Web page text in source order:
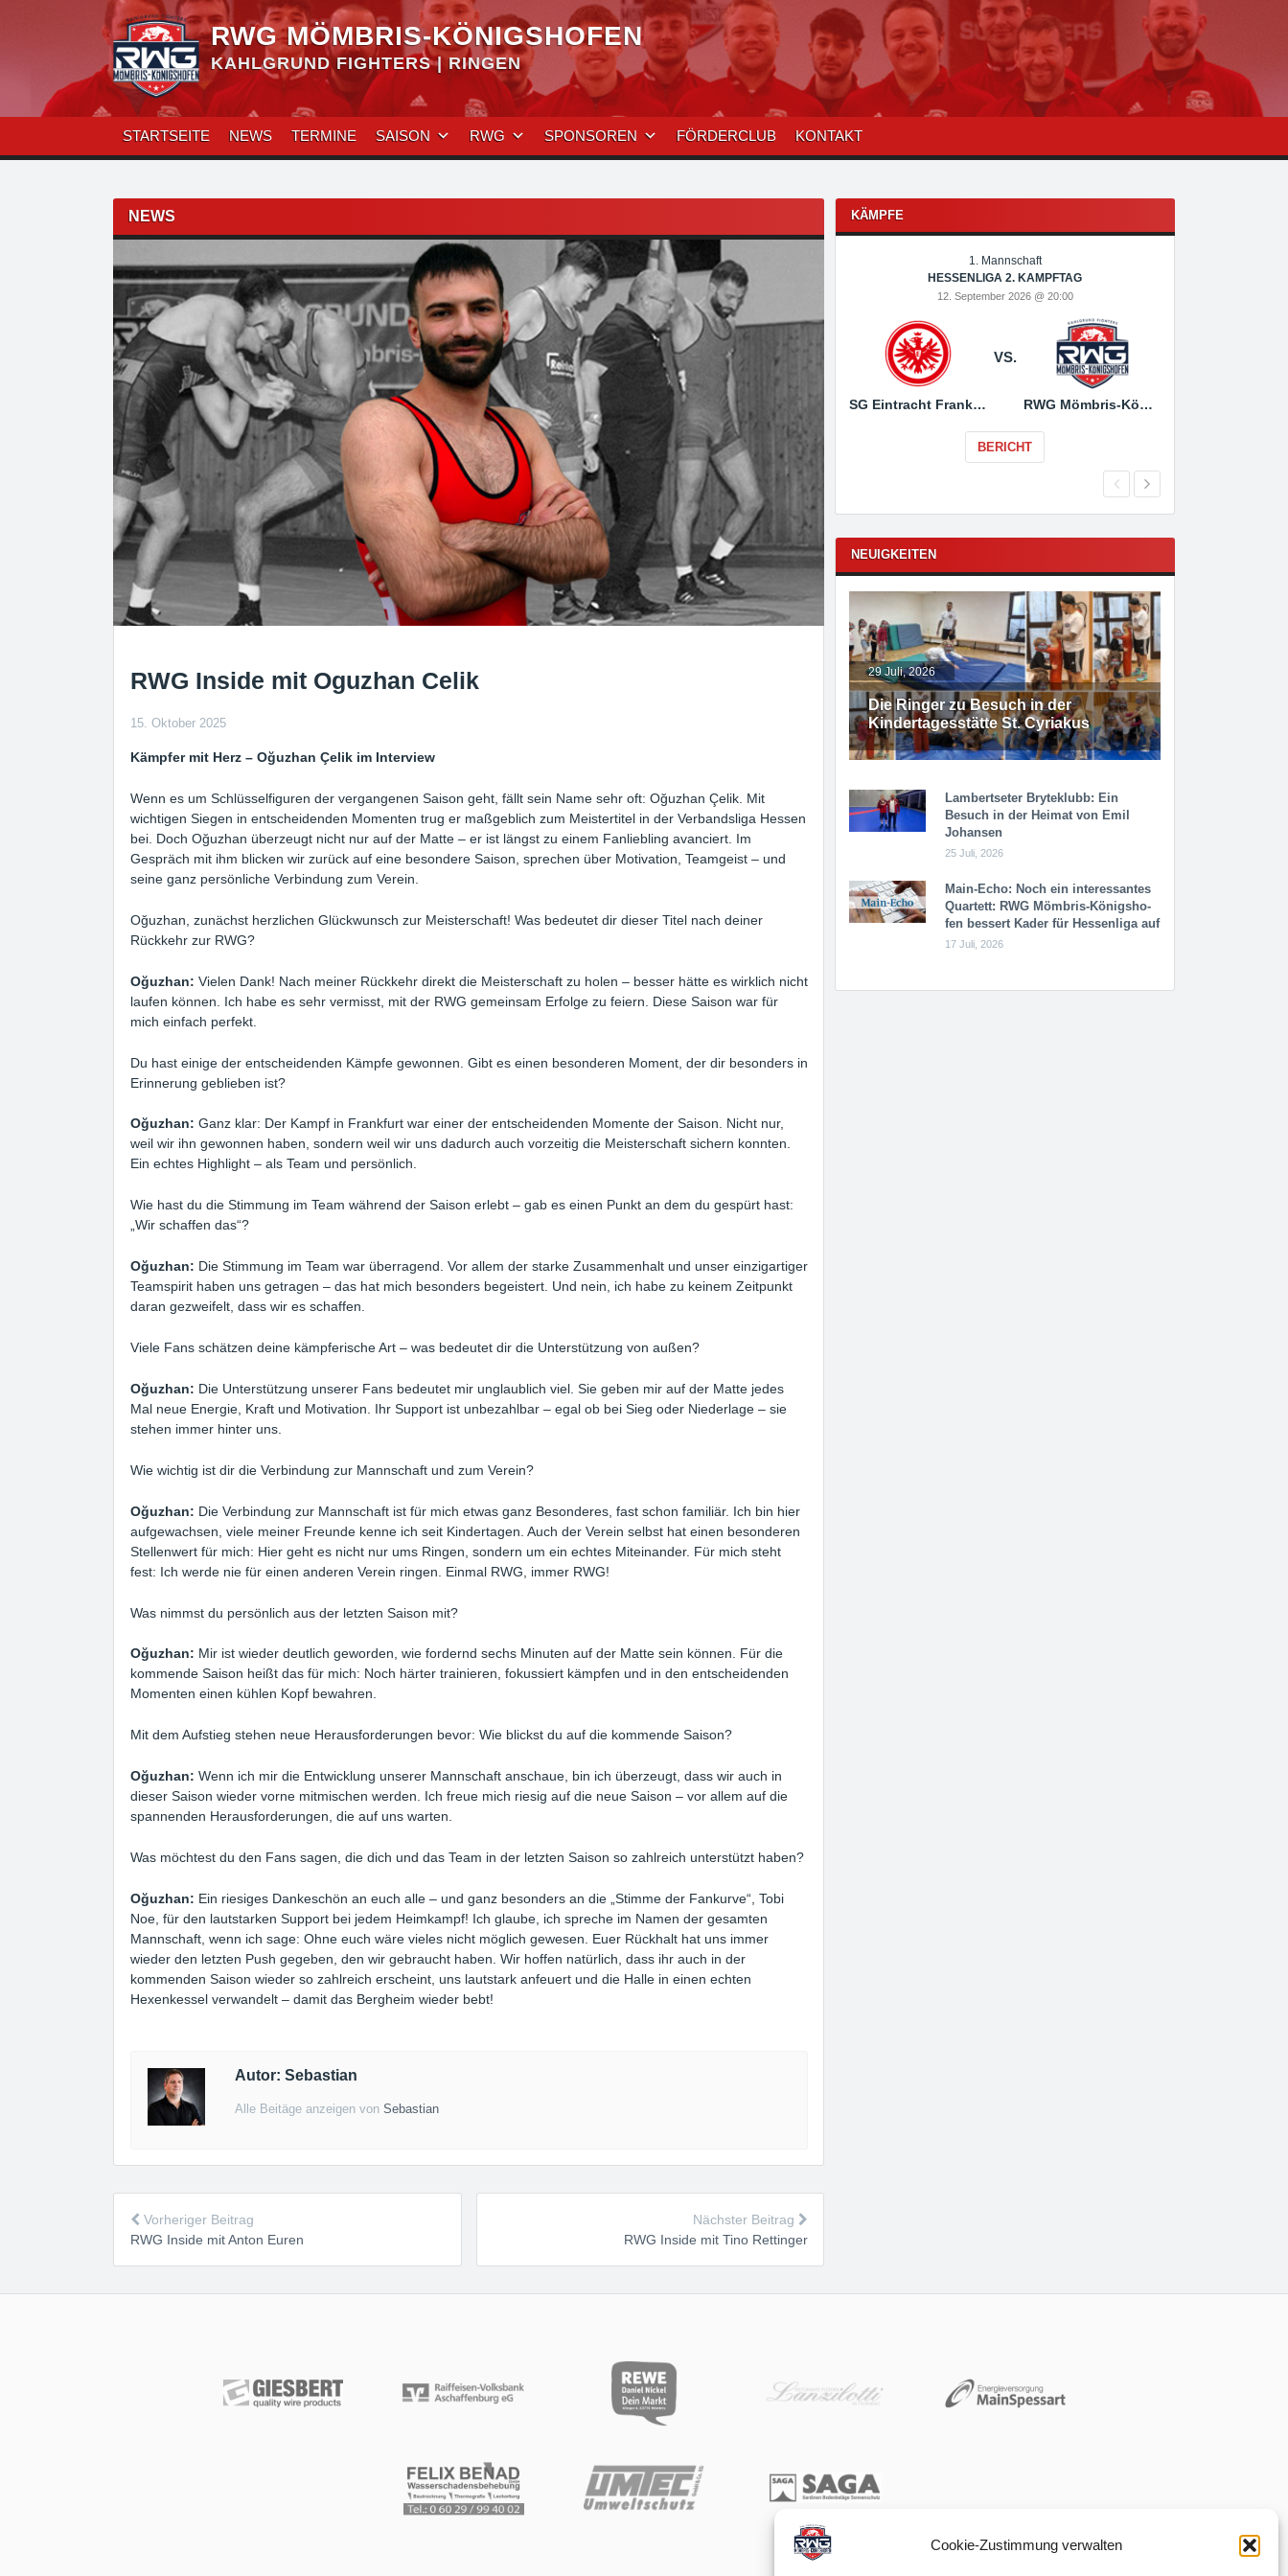
Cookie-Zustimmung verwalten
RWG MÖMBRIS-KÖNIGSHOFEN
KAHLGRUND FIGHTERS | RINGEN
STARTSEITE NEWS TERMINE SAISON RWG SPONSOREN FÖRDERCLUB KONTAKT
NEWS
RWG Inside mit Oguzhan Celik
15. Oktober 2025
Kämpfer mit Herz – Oğuzhan Çelik im Interview
Wenn es um Schlüsselfiguren der vergangenen Saison geht, fällt sein Name sehr oft: Oğuzhan Çelik. Mit
wichtigen Siegen in entscheidenden Momenten trug er maßgeblich zum Meistertitel in der Verbandsliga Hessen
bei. Doch Oğuzhan überzeugt nicht nur auf der Matte – er ist längst zu einem Fanliebling avanciert. Im
Gespräch mit ihm blicken wir zurück auf eine besondere Saison, sprechen über Motivation, Teamgeist – und
seine ganz persönliche Verbindung zum Verein.
Oğuzhan, zunächst herzlichen Glückwunsch zur Meisterschaft! Was bedeutet dir dieser Titel nach deiner
Rückkehr zur RWG?
Oğuzhan: Vielen Dank! Nach meiner Rückkehr direkt die Meisterschaft zu holen – besser hätte es wirklich nicht
laufen können. Ich habe es sehr vermisst, mit der RWG gemeinsam Erfolge zu feiern. Diese Saison war für
mich einfach perfekt.
Du hast einige der entscheidenden Kämpfe gewonnen. Gibt es einen besonderen Moment, der dir besonders in
Erinnerung geblieben ist?
Oğuzhan: Ganz klar: Der Kampf in Frankfurt war einer der entscheidenden Momente der Saison. Nicht nur,
weil wir ihn gewonnen haben, sondern weil wir uns dadurch auch vorzeitig die Meisterschaft sichern konnten.
Ein echtes Highlight – als Team und persönlich.
Wie hast du die Stimmung im Team während der Saison erlebt – gab es einen Punkt an dem du gespürt hast:
„Wir schaffen das“?
Oğuzhan: Die Stimmung im Team war überragend. Vor allem der starke Zusammenhalt und unser einzigartiger
Teamspirit haben uns getragen – das hat mich besonders begeistert. Und nein, ich habe zu keinem Zeitpunkt
daran gezweifelt, dass wir es schaffen.
Viele Fans schätzen deine kämpferische Art – was bedeutet dir die Unterstützung von außen?
Oğuzhan: Die Unterstützung unserer Fans bedeutet mir unglaublich viel. Sie geben mir auf der Matte jedes
Mal neue Energie, Kraft und Motivation. Ihr Support ist unbezahlbar – egal ob bei Sieg oder Niederlage – sie
stehen immer hinter uns.
Wie wichtig ist dir die Verbindung zur Mannschaft und zum Verein?
Oğuzhan: Die Verbindung zur Mannschaft ist für mich etwas ganz Besonderes, fast schon familiär. Ich bin hier
aufgewachsen, viele meiner Freunde kenne ich seit Kindertagen. Auch der Verein selbst hat einen besonderen
Stellenwert für mich: Hier geht es nicht nur ums Ringen, sondern um ein echtes Miteinander. Für mich steht
fest: Ich werde nie für einen anderen Verein ringen. Einmal RWG, immer RWG!
Was nimmst du persönlich aus der letzten Saison mit?
Oğuzhan: Mir ist wieder deutlich geworden, wie fordernd sechs Minuten auf der Matte sein können. Für die
kommende Saison heißt das für mich: Noch härter trainieren, fokussiert kämpfen und in den entscheidenden
Momenten einen kühlen Kopf bewahren.
Mit dem Aufstieg stehen neue Herausforderungen bevor: Wie blickst du auf die kommende Saison?
Oğuzhan: Wenn ich mir die Entwicklung unserer Mannschaft anschaue, bin ich überzeugt, dass wir auch in
dieser Saison wieder vorne mitmischen werden. Ich freue mich riesig auf die neue Saison – vor allem auf die
spannenden Herausforderungen, die auf uns warten.
Was möchtest du den Fans sagen, die dich und das Team in der letzten Saison so zahlreich unterstützt haben?
Oğuzhan: Ein riesiges Dankeschön an euch alle – und ganz besonders an die „Stimme der Fankurve“, Tobi
Noe, für den lautstarken Support bei jedem Heimkampf! Ich glaube, ich spreche im Namen der gesamten
Mannschaft, wenn ich sage: Ohne euch wäre vieles nicht möglich gewesen. Euer Rückhalt hat uns immer
wieder den letzten Push gegeben, den wir gebraucht haben. Wir hoffen natürlich, dass ihr auch in der
kommenden Saison wieder so zahlreich erscheint, uns lautstark anfeuert und die Halle in einen echten
Hexenkessel verwandelt – damit das Bergheim wieder bebt!
Autor: Sebastian
Alle Beitäge anzeigen vonSebastian
Beitragsnavigation
Vorheriger Beitrag
RWG Inside mit Anton Euren
Nächster Beitrag
RWG Inside mit Tino Rettinger
KÄMPFE
1. Mannschaft
HESSENLIGA 2. KAMPFTAG
12. September 2026 @ 20:00
SG Eintracht Frankfurt
VS.
RWG Mömbris-Königshofen
BERICHT
NEUIGKEITEN
Die Ringer zu Besuch in der
Kindertagesstätte St. Cyriakus
29 Juli, 2026
Lambertseter Bryteklubb: Ein
Besuch in der Heimat von Emil
Johansen
25 Juli, 2026
Main-Echo: Noch ein in­ter­es­san­tes
Quar­tett: RWG Möm­b­ris-Kö­n­igs­ho­
fen bessert Kader für Hessenliga auf
17 Juli, 2026